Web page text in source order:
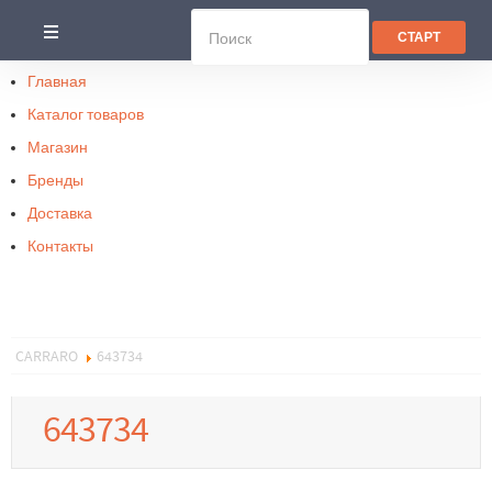
Главная
Каталог товаров
Магазин
Бренды
Доставка
Контакты
CARRARO 643734
643734